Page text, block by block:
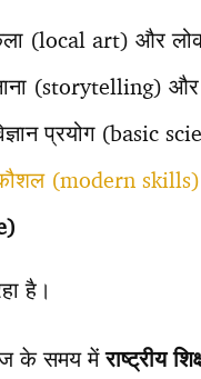
(local art) और
(storytelling)
प्रयोग (basic
(modern
है।
के समय मेंराष्ट्रीय